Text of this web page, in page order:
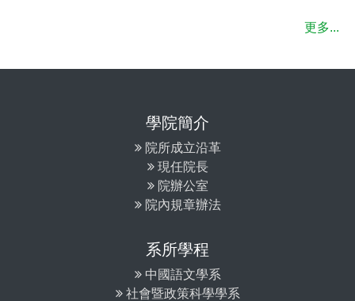
更多...
學院簡介
院所成立沿革
現任院長
院辦公室
院內規章辦法
系所學程
中國語文學系
社會暨政策科學學系